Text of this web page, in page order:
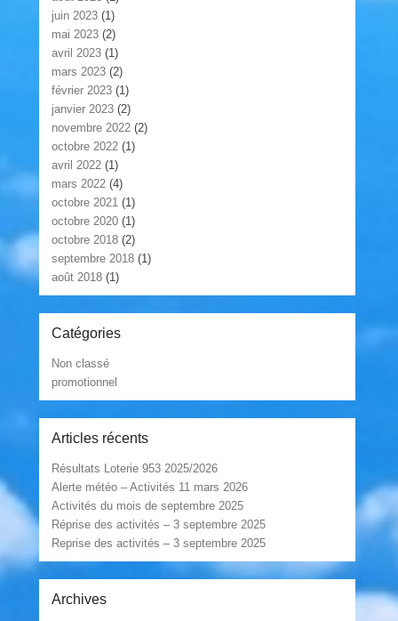
juin 2023 (1)
mai 2023 (2)
avril 2023 (1)
mars 2023 (2)
février 2023 (1)
janvier 2023 (2)
novembre 2022 (2)
octobre 2022 (1)
avril 2022 (1)
mars 2022 (4)
octobre 2021 (1)
octobre 2020 (1)
octobre 2018 (2)
septembre 2018 (1)
août 2018 (1)
Catégories
Non classé
promotionnel
Articles récents
Résultats Loterie 953 2025/2026
Alerte météo – Activités 11 mars 2026
Activités du mois de septembre 2025
Réprise des activités – 3 septembre 2025
Reprise des activités – 3 septembre 2025
Archives